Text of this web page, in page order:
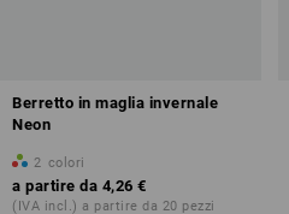
Berretto in maglia invernale
Neon
2 colori
a partire da 4,26 €
(IVA incl.) a partire da 20 pezzi